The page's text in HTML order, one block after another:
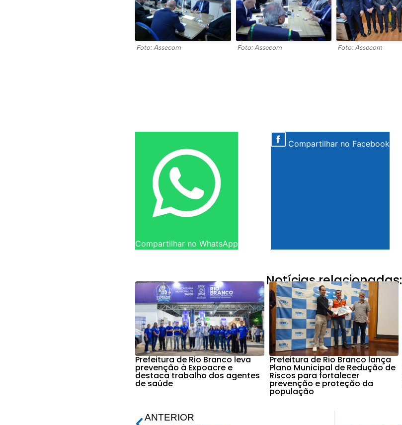
Foto: Assecom Foto: Assecom Foto: Assecom
Compartilhar no WhatsApp
Compartilhar no Facebook
Notícias relacionadas:
Prefeitura de Rio Branco leva
prevenção à Expoacre e
destaca trabalho dos agentes
de saúde
Prefeitura de Rio Branco lança
Plano Municipal de Redução de
Riscos para fortalecer
prevenção e proteção da
população
ANTERIOR